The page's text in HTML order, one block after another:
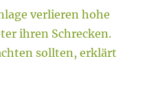
verlieren hohe
ihren Schrecken.
sollten, erklärt